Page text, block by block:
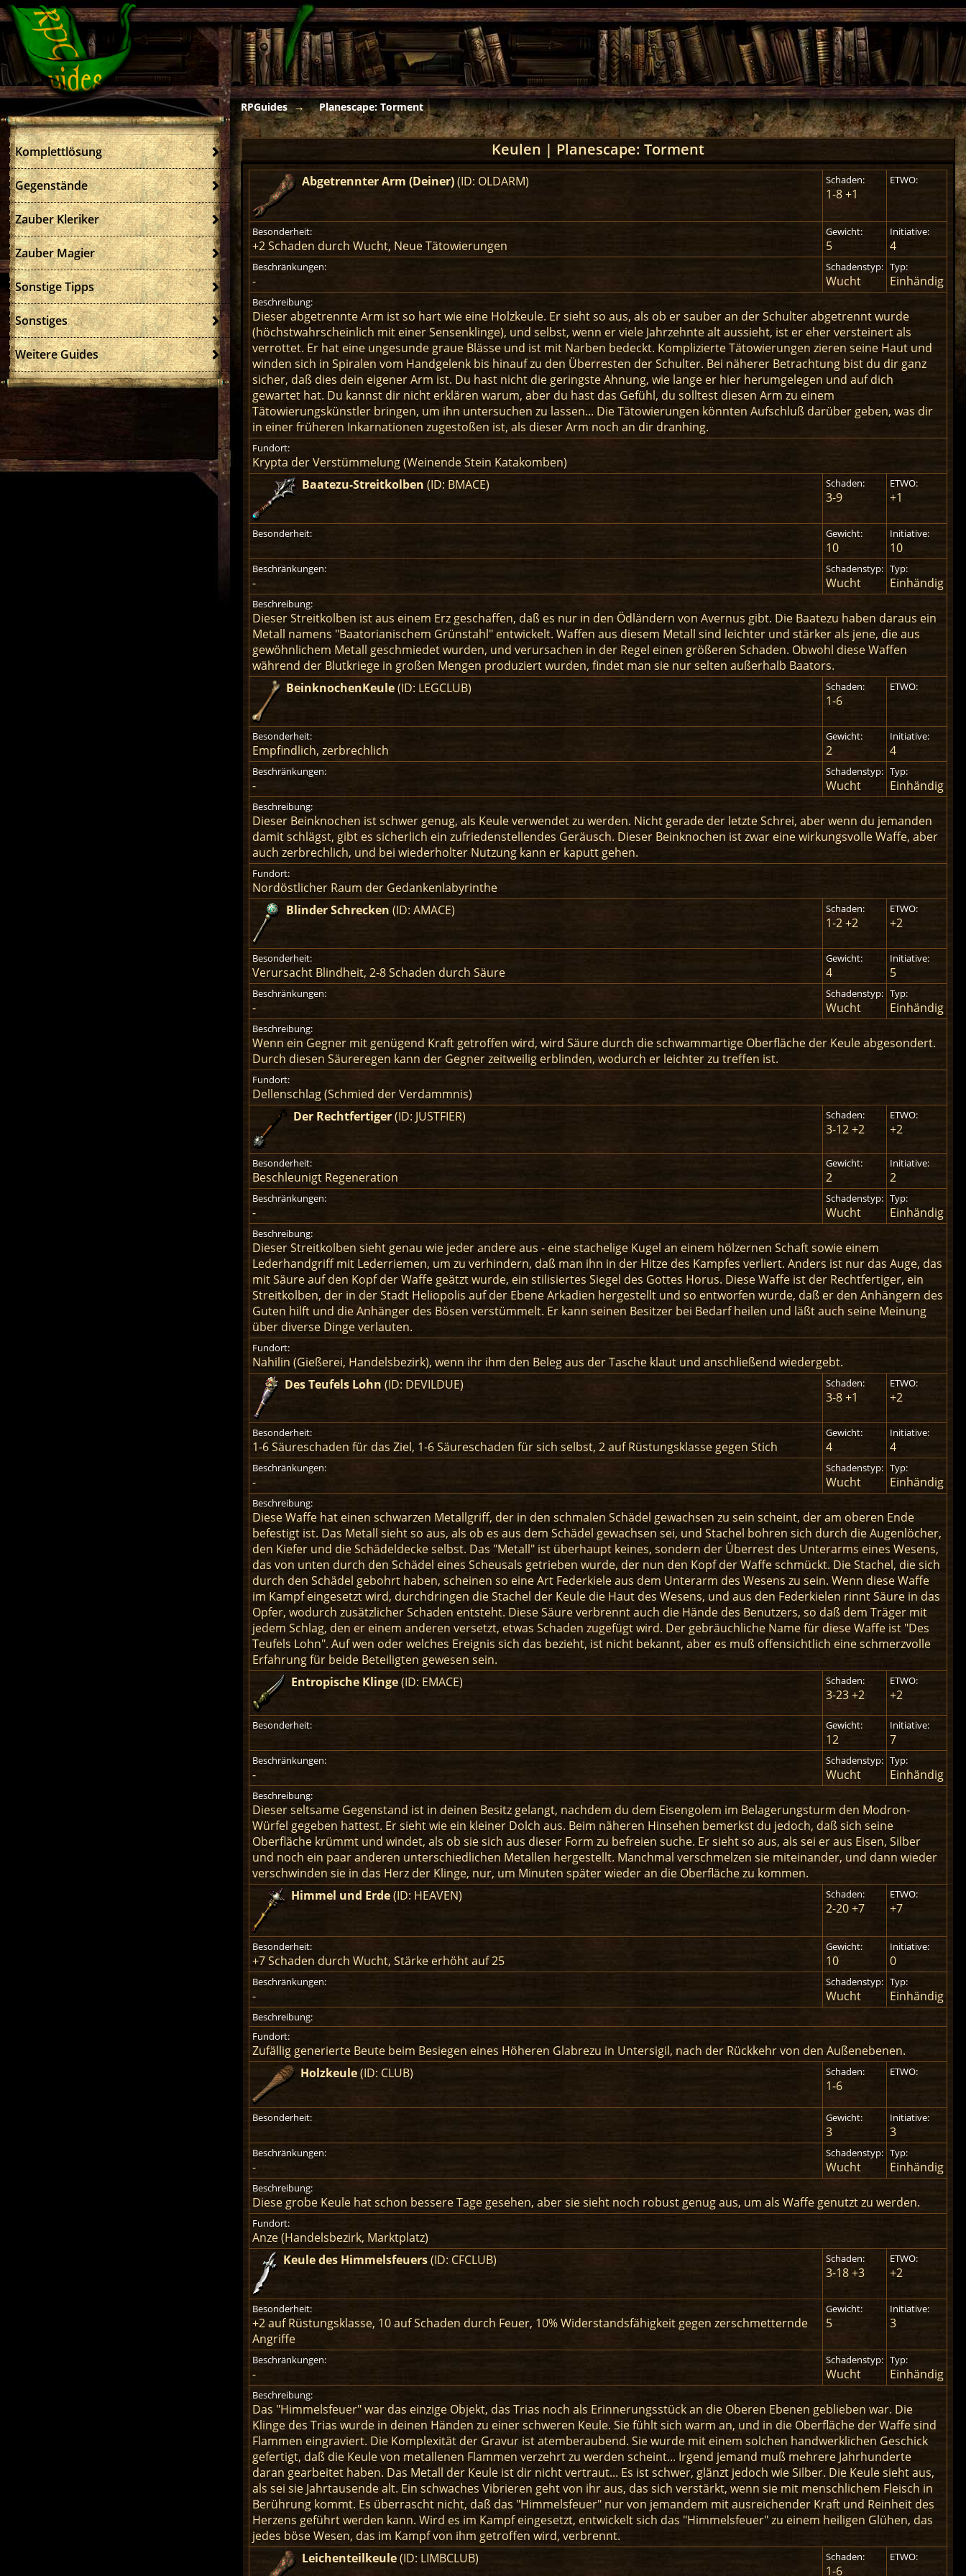
Komplettlösung
Gegenstände
Zauber Kleriker
Zauber Magier
Sonstige Tipps
Sonstiges
Weitere Guides
RPGuides Planescape: Torment
Keulen | Planescape: Torment
Abgetrennter Arm (Deiner)(ID: OLDARM) Schaden:
1-8 +1
ETWO:
Besonderheit:
+2 Schaden durch Wucht, Neue Tätowierungen
Gewicht:
5
Initiative:
4
Beschränkungen:
-
Schadenstyp:
Wucht
Typ:
Einhändig
Beschreibung:
Dieser abgetrennte Arm ist so hart wie eine Holzkeule. Er sieht so aus, als ob er sauber an der Schulter abgetrennt wurde
(höchstwahrscheinlich mit einer Sensenklinge), und selbst, wenn er viele Jahrzehnte alt aussieht, ist er eher versteinert als
verrottet. Er hat eine ungesunde graue Blässe und ist mit Narben bedeckt. Komplizierte Tätowierungen zieren seine Haut und
winden sich in Spiralen vom Handgelenk bis hinauf zu den Überresten der Schulter. Bei näherer Betrachtung bist du dir ganz
sicher, daß dies dein eigener Arm ist. Du hast nicht die geringste Ahnung, wie lange er hier herumgelegen und auf dich
gewartet hat. Du kannst dir nicht erklären warum, aber du hast das Gefühl, du solltest diesen Arm zu einem
Tätowierungskünstler bringen, um ihn untersuchen zu lassen... Die Tätowierungen könnten Aufschluß darüber geben, was dir
in einer früheren Inkarnationen zugestoßen ist, als dieser Arm noch an dir dranhing.
Fundort:
Krypta der Verstümmelung (Weinende Stein Katakomben)
Baatezu-Streitkolben (ID: BMACE) Schaden:
3-9
ETWO:
+1
Besonderheit: Gewicht:
10
Initiative:
10
Beschränkungen:
-
Schadenstyp:
Wucht
Typ:
Einhändig
Beschreibung:
Dieser Streitkolben ist aus einem Erz geschaffen, daß es nur in den Ödländern von Avernus gibt. Die Baatezu haben daraus ein
Metall namens "Baatorianischem Grünstahl" entwickelt. Waffen aus diesem Metall sind leichter und stärker als jene, die aus
gewöhnlichem Metall geschmiedet wurden, und verursachen in der Regel einen größeren Schaden. Obwohl diese Waffen
während der Blutkriege in großen Mengen produziert wurden, findet man sie nur selten außerhalb Baators.
BeinknochenKeule(ID: LEGCLUB) Schaden:
1-6
ETWO:
Besonderheit:
Empfindlich, zerbrechlich
Gewicht:
2
Initiative:
4
Beschränkungen:
-
Schadenstyp:
Wucht
Typ:
Einhändig
Beschreibung:
Dieser Beinknochen ist schwer genug, als Keule verwendet zu werden. Nicht gerade der letzte Schrei, aber wenn du jemanden
damit schlägst, gibt es sicherlich ein zufriedenstellendes Geräusch. Dieser Beinknochen ist zwar eine wirkungsvolle Waffe, aber
auch zerbrechlich, und bei wiederholter Nutzung kann er kaputt gehen.
Fundort:
Nordöstlicher Raum der Gedankenlabyrinthe
Blinder Schrecken (ID: AMACE) Schaden:
1-2 +2
ETWO:
+2
Besonderheit:
Verursacht Blindheit, 2-8 Schaden durch Säure
Gewicht:
4
Initiative:
5
Beschränkungen:
-
Schadenstyp:
Wucht
Typ:
Einhändig
Beschreibung:
Wenn ein Gegner mit genügend Kraft getroffen wird, wird Säure durch die schwammartige Oberfläche der Keule abgesondert.
Durch diesen Säureregen kann der Gegner zeitweilig erblinden, wodurch er leichter zu treffen ist.
Fundort:
Dellenschlag (Schmied der Verdammnis)
Der Rechtfertiger(ID: JUSTFIER) Schaden:
3-12 +2
ETWO:
+2
Besonderheit:
Beschleunigt Regeneration
Gewicht:
2
Initiative:
2
Beschränkungen:
-
Schadenstyp:
Wucht
Typ:
Einhändig
Beschreibung:
Dieser Streitkolben sieht genau wie jeder andere aus - eine stachelige Kugel an einem hölzernen Schaft sowie einem
Lederhandgriff mit Lederriemen, um zu verhindern, daß man ihn in der Hitze des Kampfes verliert. Anders ist nur das Auge, das
mit Säure auf den Kopf der Waffe geätzt wurde, ein stilisiertes Siegel des Gottes Horus. Diese Waffe ist der Rechtfertiger, ein
Streitkolben, der in der Stadt Heliopolis auf der Ebene Arkadien hergestellt und so entworfen wurde, daß er den Anhängern des
Guten hilft und die Anhänger des Bösen verstümmelt. Er kann seinen Besitzer bei Bedarf heilen und läßt auch seine Meinung
über diverse Dinge verlauten.
Fundort:
Nahilin (Gießerei, Handelsbezirk), wenn ihr ihm den Beleg aus der Tasche klaut und anschließend wiedergebt.
Des Teufels Lohn (ID: DEVILDUE) Schaden:
3-8 +1
ETWO:
+2
Besonderheit:
1-6 Säureschaden für das Ziel, 1-6 Säureschaden für sich selbst, 2 auf Rüstungsklasse gegen Stich
Gewicht:
4
Initiative:
4
Beschränkungen:
-
Schadenstyp:
Wucht
Typ:
Einhändig
Beschreibung:
Diese Waffe hat einen schwarzen Metallgriff, der in den schmalen Schädel gewachsen zu sein scheint, der am oberen Ende
befestigt ist. Das Metall sieht so aus, als ob es aus dem Schädel gewachsen sei, und Stachel bohren sich durch die Augenlöcher,
den Kiefer und die Schädeldecke selbst. Das "Metall" ist überhaupt keines, sondern der Überrest des Unterarms eines Wesens,
das von unten durch den Schädel eines Scheusals getrieben wurde, der nun den Kopf der Waffe schmückt. Die Stachel, die sich
durch den Schädel gebohrt haben, scheinen so eine Art Federkiele aus dem Unterarm des Wesens zu sein. Wenn diese Waffe
im Kampf eingesetzt wird, durchdringen die Stachel der Keule die Haut des Wesens, und aus den Federkielen rinnt Säure in das
Opfer, wodurch zusätzlicher Schaden entsteht. Diese Säure verbrennt auch die Hände des Benutzers, so daß dem Träger mit
jedem Schlag, den er einem anderen versetzt, etwas Schaden zugefügt wird. Der gebräuchliche Name für diese Waffe ist "Des
Teufels Lohn". Auf wen oder welches Ereignis sich das bezieht, ist nicht bekannt, aber es muß offensichtlich eine schmerzvolle
Erfahrung für beide Beteiligten gewesen sein.
Entropische Klinge(ID: EMACE) Schaden:
3-23 +2
ETWO:
+2
Besonderheit: Gewicht:
12
Initiative:
7
Beschränkungen:
-
Schadenstyp:
Wucht
Typ:
Einhändig
Beschreibung:
Dieser seltsame Gegenstand ist in deinen Besitz gelangt, nachdem du dem Eisengolem im Belagerungsturm den Modron-
Würfel gegeben hattest. Er sieht wie ein kleiner Dolch aus. Beim näheren Hinsehen bemerkst du jedoch, daß sich seine
Oberfläche krümmt und windet, als ob sie sich aus dieser Form zu befreien suche. Er sieht so aus, als sei er aus Eisen, Silber
und noch ein paar anderen unterschiedlichen Metallen hergestellt. Manchmal verschmelzen sie miteinander, und dann wieder
verschwinden sie in das Herz der Klinge, nur, um Minuten später wieder an die Oberfläche zu kommen.
Himmel und Erde(ID: HEAVEN) Schaden:
2-20 +7
ETWO:
+7
Besonderheit:
+7 Schaden durch Wucht, Stärke erhöht auf 25
Gewicht:
10
Initiative:
0
Beschränkungen:
-
Schadenstyp:
Wucht
Typ:
Einhändig
Beschreibung:
Fundort:
Zufällig generierte Beute beim Besiegen eines Höheren Glabrezu in Untersigil, nach der Rückkehr von den Außenebenen.
Holzkeule(ID: CLUB) Schaden:
1-6
ETWO:
Besonderheit: Gewicht:
3
Initiative:
3
Beschränkungen:
-
Schadenstyp:
Wucht
Typ:
Einhändig
Beschreibung:
Diese grobe Keule hat schon bessere Tage gesehen, aber sie sieht noch robust genug aus, um als Waffe genutzt zu werden.
Fundort:
Anze (Handelsbezirk, Marktplatz)
Keule des Himmelsfeuers(ID: CFCLUB) Schaden:
3-18 +3
ETWO:
+2
Besonderheit:
+2 auf Rüstungsklasse, 10 auf Schaden durch Feuer, 10% Widerstandsfähigkeit gegen zerschmetternde
Angriffe
Gewicht:
5
Initiative:
3
Beschränkungen:
-
Schadenstyp:
Wucht
Typ:
Einhändig
Beschreibung:
Das "Himmelsfeuer" war das einzige Objekt, das Trias noch als Erinnerungsstück an die Oberen Ebenen geblieben war. Die
Klinge des Trias wurde in deinen Händen zu einer schweren Keule. Sie fühlt sich warm an, und in die Oberfläche der Waffe sind
Flammen eingraviert. Die Komplexität der Gravur ist atemberaubend. Sie wurde mit einem solchen handwerklichen Geschick
gefertigt, daß die Keule von metallenen Flammen verzehrt zu werden scheint... Irgend jemand muß mehrere Jahrhunderte
daran gearbeitet haben. Das Metall der Keule ist dir nicht vertraut... Es ist schwer, glänzt jedoch wie Silber. Die Keule sieht aus,
als sei sie Jahrtausende alt. Ein schwaches Vibrieren geht von ihr aus, das sich verstärkt, wenn sie mit menschlichem Fleisch in
Berührung kommt. Es überrascht nicht, daß das "Himmelsfeuer" nur von jemandem mit ausreichender Kraft und Reinheit des
Herzens geführt werden kann. Wird es im Kampf eingesetzt, entwickelt sich das "Himmelsfeuer" zu einem heiligen Glühen, das
jedes böse Wesen, das im Kampf von ihm getroffen wird, verbrennt.
Leichenteilkeule(ID: LIMBCLUB) Schaden:
1-6
ETWO: